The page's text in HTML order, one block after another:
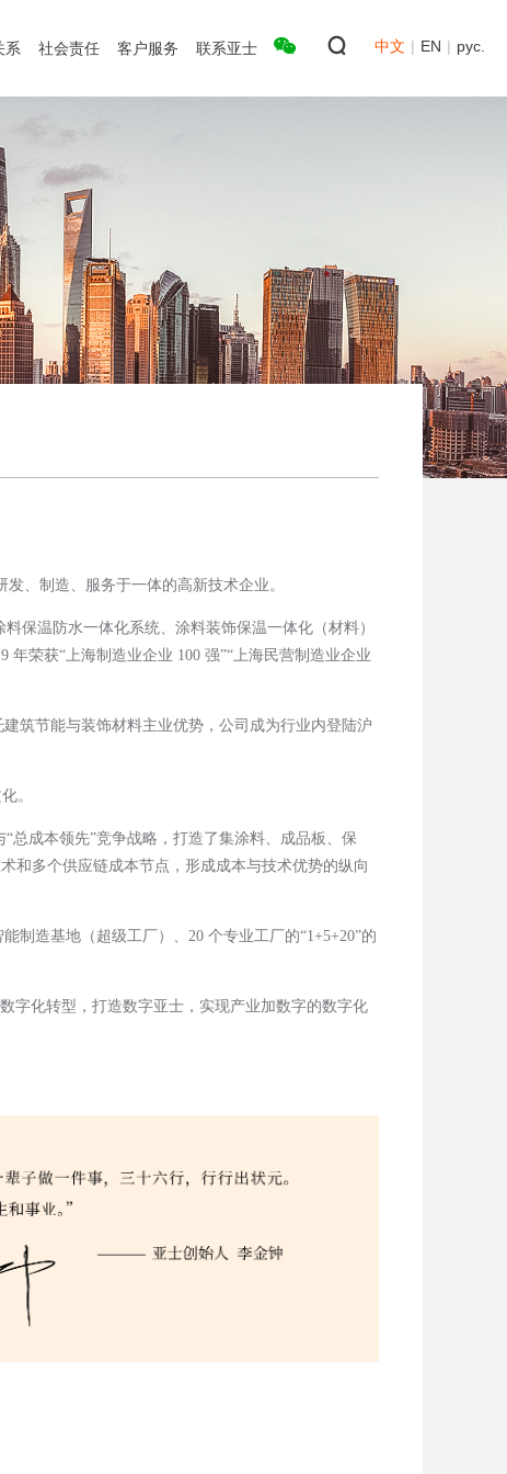
系 社会责任 客户服务 联系亚士 中文 | EN | рус.
、制造、服务于一体的高新技术企业。
保温防水一体化系统、涂料装饰保温一体化（材料）
荣获“上海制造业企业 100 强”“上海民营制造业企业
筑节能与装饰材料主业优势，公司成为行业内登陆沪
。
总成本领先”竞争战略，打造了集涂料、成品板、保
和多个供应链成本节点，形成成本与技术优势的纵向
制造基地（超级工厂）、20 个专业工厂的“1+5+20”的
字化转型，打造数字亚士，实现产业加数字的数字化